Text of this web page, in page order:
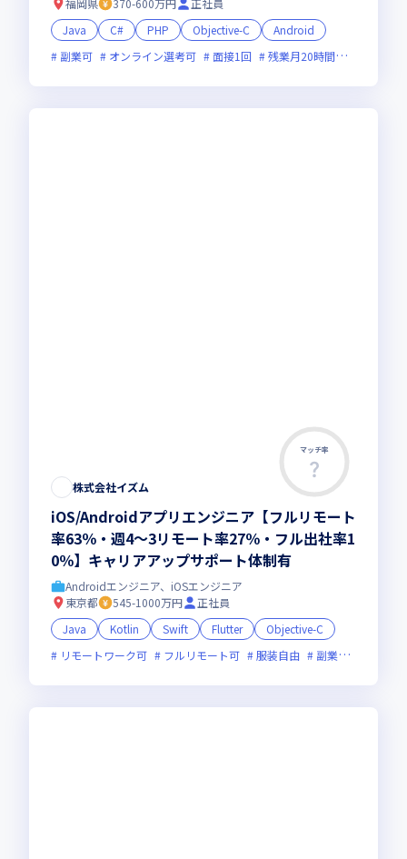
福岡県 370-600万円
正社員
Java
C# PHP Objective-C
Android
副業可
オンライン選考可 面接1回 残業月20時間未満
マッチ率
株式会社イズム
iOS/Androidアプリエンジニア【フルリモート
率63％・週4～3リモート率27％・フル出社率1
0％】キャリアアップサポート体制有
Androidエンジニア、iOSエンジニア
東京都
545-1000万円
正社員
Java
Kotlin Swift Flutter
Objective-C
リモートワーク可
フルリモート可 服装自由 副業可